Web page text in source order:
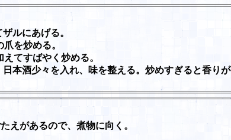
ルにあげる。
を炒める。
てすばやく炒める。
本酒少々を入れ、味を整える。炒めすぎると香りが
えがあるので、煮物に向く。